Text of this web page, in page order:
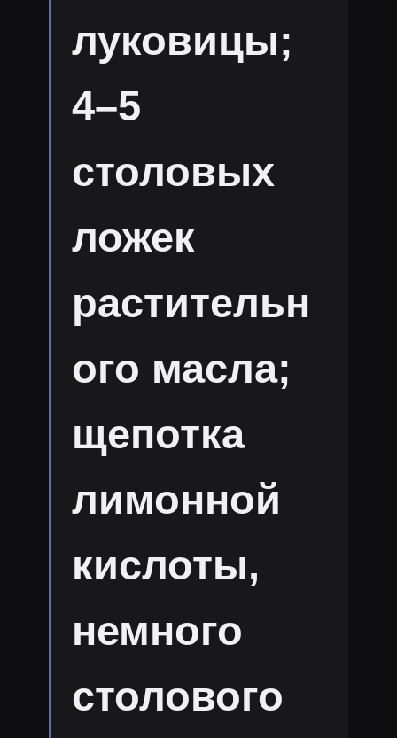
луковицы;
4–5
столовых
ложек
растительн
ого масла;
щепотка
лимонной
кислоты,
немного
столового